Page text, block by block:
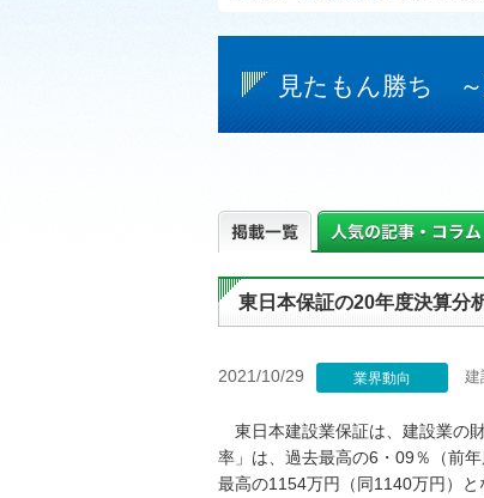
見たもん勝ち ～
東日本保証の20年度決算分
2021/10/29 業界動向 建
東日本建設業保証は、建設業の
率」は、過去最高の6・09％（前
最高の1154万円（同1140万円）と